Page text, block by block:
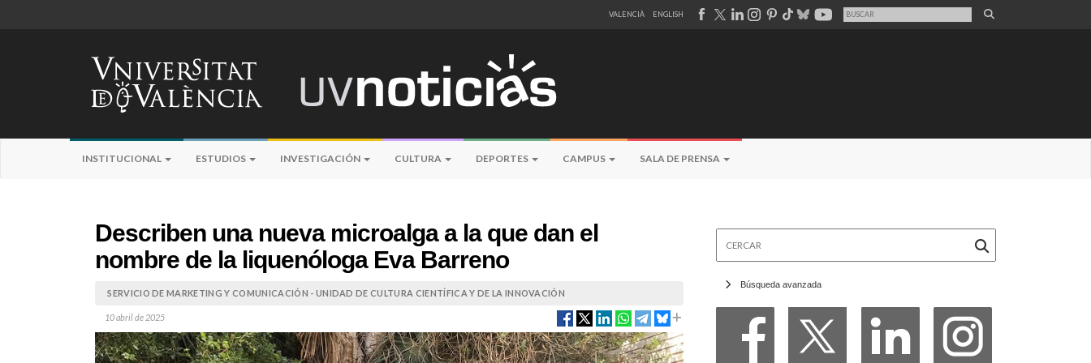
VALENCIÀ ENGLISH
INSTITUCIONAL ESTUDIOS INVESTIGACIÓN CULTURA DEPORTES CAMPUS SALA DE PRENSA
Describen una nueva microalga a la que dan el
nombre de la liquenóloga Eva Barreno
SERVICIO DE MARKETING Y COMUNICACIÓN - UNIDAD DE CULTURA CIENTÍFICA Y DE LA INNOVACIÓN
10 abril de 2025
Búsqueda avanzada